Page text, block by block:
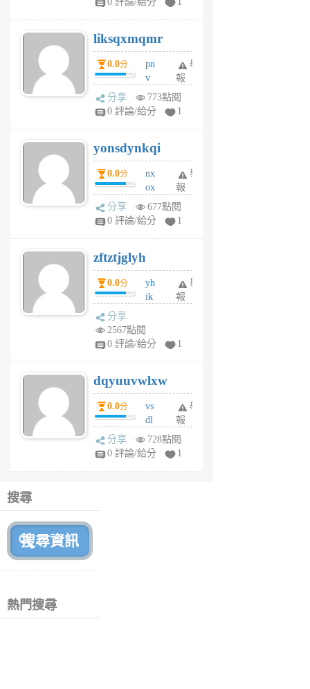
6
個
月
前
liksqxmqmr
0.0分
pn
v
wt
sv
6
個
月
前
舉
報
分享
773點閱
0 評論/給分
1
yonsdynkqi
0.0分
nx
ox
rh
pe
月
前
舉
報
分享
677點閱
0 評論/給分
1
zftztjglyh
0.0分
yh
ik
tu
6
個
月
前
舉
報
分享
2567點閱
0 評論/給分
1
dqyuuvwlxw
0.0分
vs
dl
sq
fy
舉
報
分享
728點閱
0 評論/給分
1
搜尋
熱門搜尋